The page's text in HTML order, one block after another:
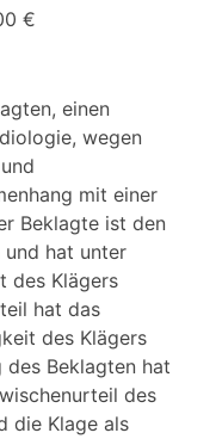
€
einen
wegen
mit einer
Beklagte ist den
hat unter
des Klägers
hat das
des Klägers
Beklagten hat
des
die Klage als